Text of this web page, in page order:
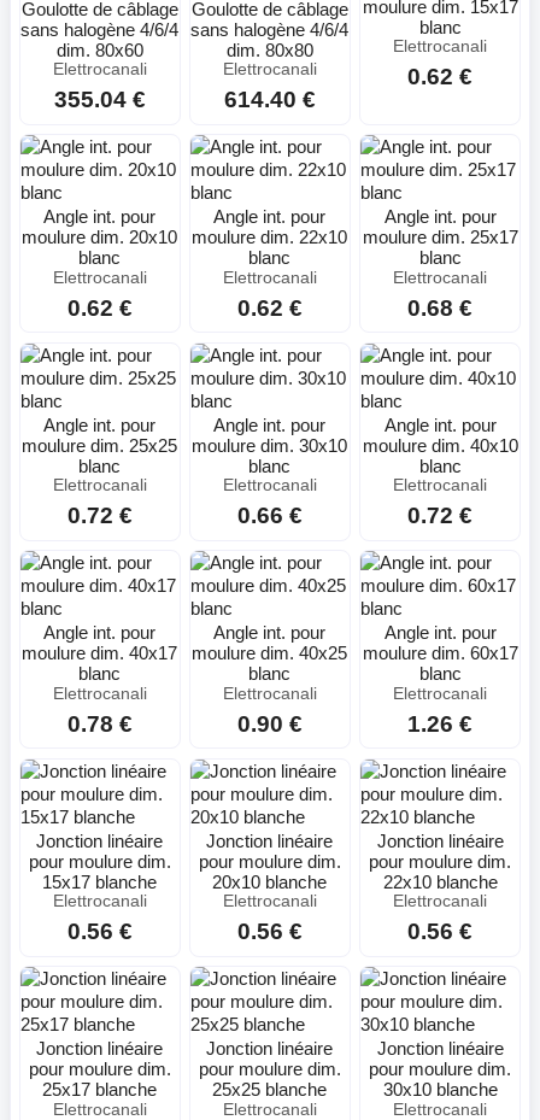
Goulotte de câblage
sans halogène 4/6/4
dim. 80x60
Elettrocanali
355.04 €
Goulotte de câblage
sans halogène 4/6/4
dim. 80x80
Elettrocanali
614.40 €
moulure dim. 15x17
blanc
Elettrocanali
0.62 €
Angle int. pour
moulure dim. 20x10
blanc
Elettrocanali
0.62 €
Angle int. pour
moulure dim. 22x10
blanc
Elettrocanali
0.62 €
Angle int. pour
moulure dim. 25x17
blanc
Elettrocanali
0.68 €
Angle int. pour
moulure dim. 25x25
blanc
Elettrocanali
0.72 €
Angle int. pour
moulure dim. 30x10
blanc
Elettrocanali
0.66 €
Angle int. pour
moulure dim. 40x10
blanc
Elettrocanali
0.72 €
Angle int. pour
moulure dim. 40x17
blanc
Elettrocanali
0.78 €
Angle int. pour
moulure dim. 40x25
blanc
Elettrocanali
0.90 €
Angle int. pour
moulure dim. 60x17
blanc
Elettrocanali
1.26 €
Jonction linéaire
pour moulure dim.
15x17 blanche
Elettrocanali
0.56 €
Jonction linéaire
pour moulure dim.
20x10 blanche
Elettrocanali
0.56 €
Jonction linéaire
pour moulure dim.
22x10 blanche
Elettrocanali
0.56 €
Jonction linéaire
pour moulure dim.
25x17 blanche
Elettrocanali
Jonction linéaire
pour moulure dim.
25x25 blanche
Elettrocanali
Jonction linéaire
pour moulure dim.
30x10 blanche
Elettrocanali